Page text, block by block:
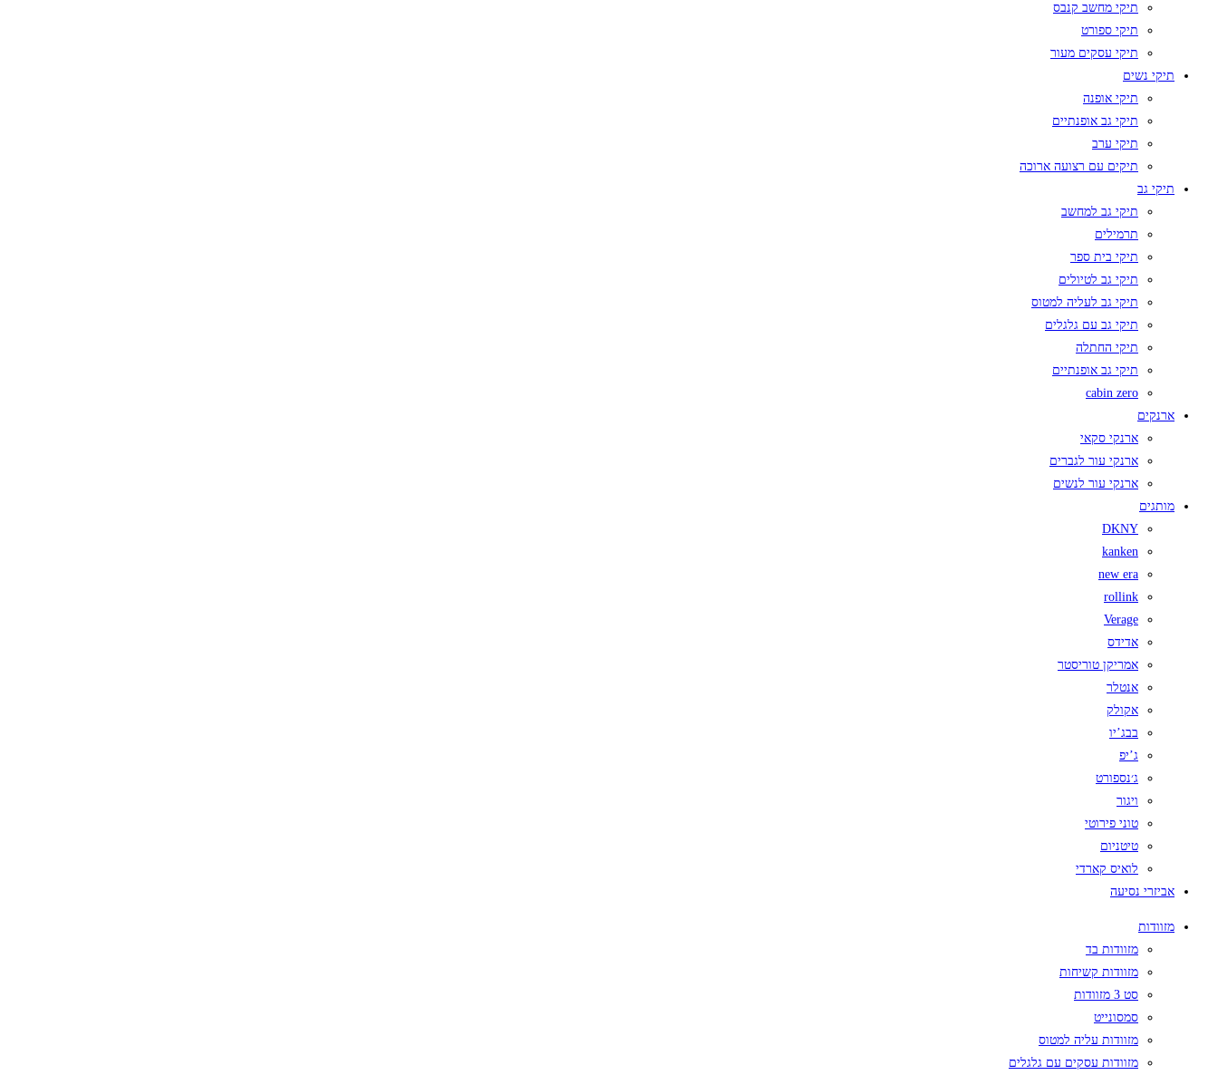
תיקי מחשב קנבס
תיקי ספורט
תיקי עסקים מעור
תיקי נשים
תיקי אופנה
תיקי גב אופנתיים
תיקי ערב
תיקים עם רצועה ארוכה
תיקי גב
תיקי גב למחשב
תרמילים
תיקי בית ספר
תיקי גב לטיולים
תיקי גב לעליה למטוס
תיקי גב עם גלגלים
תיקי החתלה
תיקי גב אופנתיים
cabin zero
ארנקים
ארנקי סקאי
ארנקי עור לגברים
ארנקי עור לנשים
מותגים
DKNY
kanken
new era
rollink
Verage
אדידס
אמריקן טוריסטר
אנטלר
אקולק
בבג’יו
ג’יפ
ג׳נספורט
ויגור
טוני פירוטי
טיטניום
לואיס קארדי
אביזרי נסיעה
מזוודות
מזוודות בד
מזוודות קשיחות
סט 3 מזוודות
סמסונייט
מזוודות עליה למטוס
מזוודות עסקים עם גלגלים